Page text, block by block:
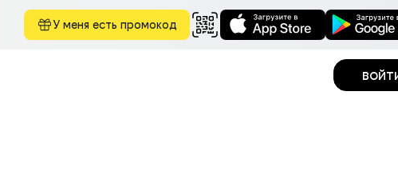
У меня есть промокод